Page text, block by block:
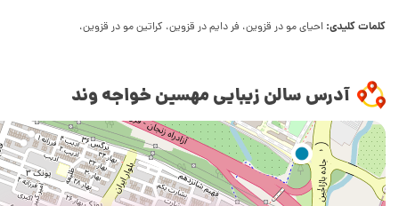
کلمات کلیدی: احیای مو در قزوین، فر دایم در قزوین، کراتین مو در قزوین،
آدرس سالن زیبایی مهسین خواجه وند